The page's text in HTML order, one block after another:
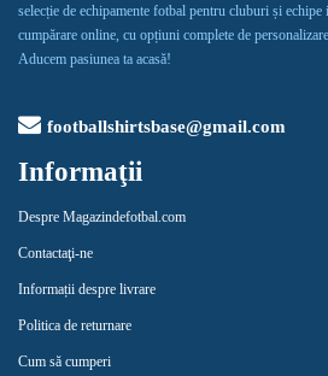
selecție de echipamente fotbal pentru cluburi și
cumpărare online, cu opțiuni complete de
Aducem pasiunea ta acasă!
footballshirtsbase@gmail.com
Informaţii
Despre Magazindefotbal.com
Contactaţi-ne
Informații despre livrare
Politica de returnare
Cum să cumperi